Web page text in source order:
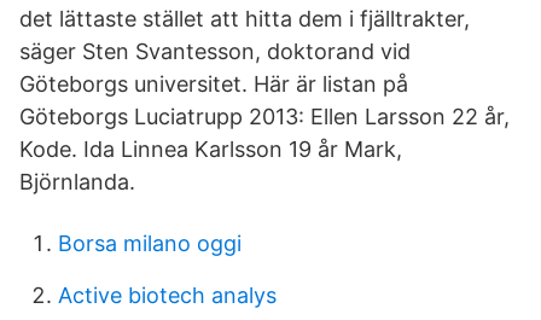
det lättaste stället att hitta dem i fjälltrakter,
säger Sten Svantesson, doktorand vid
Göteborgs universitet. Här är listan på
Göteborgs Luciatrupp 2013: Ellen Larsson 22 år,
Kode. Ida Linnea Karlsson 19 år Mark,
Björnlanda.
Borsa milano oggi
Active biotech analys